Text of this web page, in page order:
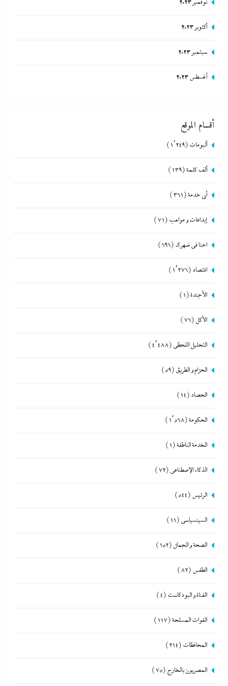
نوفمبر 2023
أكتوبر 2023
سبتمبر 2023
أغسطس 2023
أقسام الموقع
ألبومات (1٬249)
ألف كلمة(139)
أي خدمة(361)
إبداعات و مواهب (71)
احنا في ضهرك (696)
اقتصاد (1٬276)
الأجندة(1)
الأكل (76)
التحليل اللحظي (4٬488)
الحزام و الطريق (59)
الحصاد (14)
الحكومة(1٬568)
الخدمة الناطقة(1)
الذكاء الإصطناعي (72)
الرئيس (544)
السينسياسي (11)
الصحة و الجمال (152)
الطقس (82)
القناة و البودكاست (4)
القوات المسلحة(117)
المحافظات (214)
المصريون بالخارج (75)